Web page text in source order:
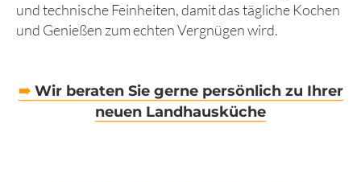
und technische Feinheiten, damit das tägliche Kochen
und Genießen zum echten Vergnügen wird.
➠Wir beraten Sie gerne persönlich zu Ihrer
neuen Landhausküche